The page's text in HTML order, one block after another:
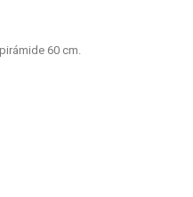
60 cm.